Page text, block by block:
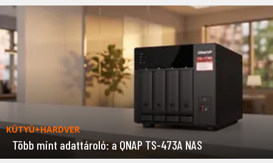
KÜTYÜ+HARDVER
Több mint adattároló: a QNAP TS-473A NAS